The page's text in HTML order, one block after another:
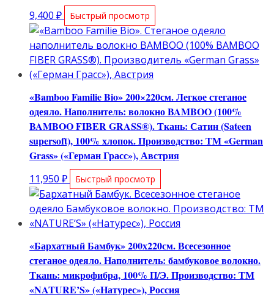
9,400 ₽ Быстрый просмотр
«Bamboo Familie Bio» 200×220см. Легкое стеганое
одеяло. Наполнитель: волокно BAMBOO (100%
BAMBOO FIBER GRASS®). Ткань: Сатин (Sateen
supersoft), 100% хлопок. Производство: ТМ «German
Grass» («Герман Грасс»), Австрия
11,950 ₽ Быстрый просмотр
«Бархатный Бамбук» 200х220см. Всесезонное
стеганое одеяло. Наполнитель: бамбуковое волокно.
Ткань: микрофибра, 100% П/Э. Производство: ТМ
«NATURE’S» («Натурес»), Россия